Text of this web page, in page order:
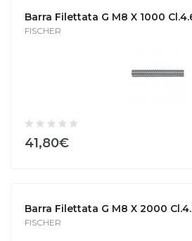
Barra Filettata G M8 X 1000
FISCHER
41,80€
Barra Filettata G M8 X 2000
FISCHER